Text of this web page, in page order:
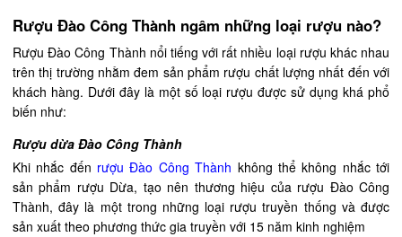
Rượu Đào Công Thành ngâm những loại rượu nào?
Rượu Đào Công Thành nổi tiếng với rất nhiều loại rượu khác nhau
trên thị trường nhằm đem sản phẩm rượu chất lượng nhất đến với
khách hàng. Dưới đây là một số loại rượu được sử dụng khá phổ
biến như:
Rượu dừa Đào Công Thành
Khi nhắc đến rượu Đào Công Thành không thể không nhắc tới
sản phẩm rượu Dừa, tạo nên thương hiệu của rượu Đào Công
Thành, đây là một trong những loại rượu truyền thống và được
sản xuất theo phương thức gia truyền với 15 năm kinh nghiệm